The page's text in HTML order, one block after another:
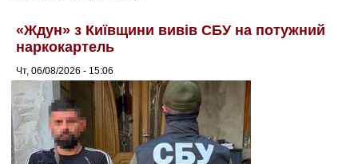
«Ждун» з Київщини вивів СБУ на потужний
наркокартель
Чт, 06/08/2026 - 15:06